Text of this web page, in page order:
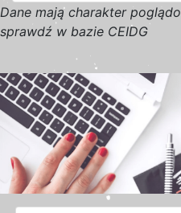
Dane mają charakter
sprawdź w bazie CEIDG